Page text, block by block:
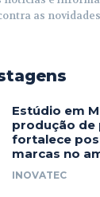
as
Estúdio em
produção de
fortalece
marcas no
INOVATEC